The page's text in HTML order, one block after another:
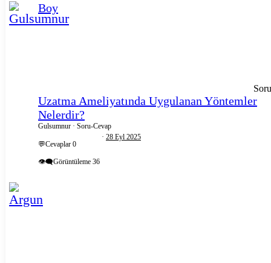
Soru
Boy
Uzatma Ameliyatında Uygulanan Yöntemler
Nelerdir?
Gulsumnur Soru-Cevap
💬Cevaplar 0
👁️‍🗨️Görüntüleme 36
28 Eyl 2025